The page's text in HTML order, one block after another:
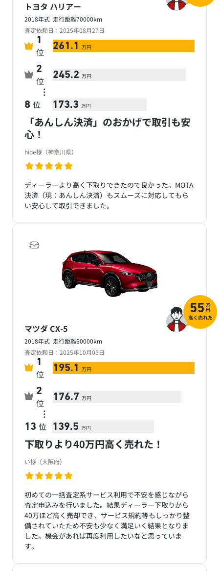
トヨタ ハリアー
2018年式 走行距離70000km
査定依頼日：2025年08月27日
「あんしん決済」のおかげで取引も安
心！
hide様（神奈川県）
ディーラーより高く下取りできたので良かった。MOTA
決済（現：あんしん決済）もスムーズに対応してもら
い安心して取引できました。
1
位 261.1 万円
2
位 245.2 万円
…
8 位 173.3 万円
マツダ CX-5
2018年式 走行距離60000km
査定依頼日：2025年10月05日
下取りより40万円高く売れた！
い様（大阪府）
初めての一括査定系サービス利用で不安を感じながら
査定申込みを行いました。結果ディーラー下取りから
40万ほど高く売却でき、サービス規約等もしっかり整
備されていたため不安も少なく満足いく結果となりま
した。機会があれば再度利用したいなと思っていま
す。
55 万
円
高く売れた
1
位 195.1 万円
2
位 176.7 万円
…
13 位 139.5 万円